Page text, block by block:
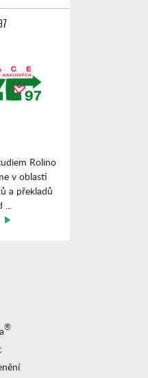
Rolino
v oblasti
a překladů
®